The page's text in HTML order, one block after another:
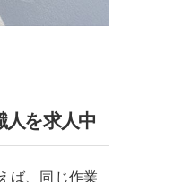
を求人中
ば、同じ作業